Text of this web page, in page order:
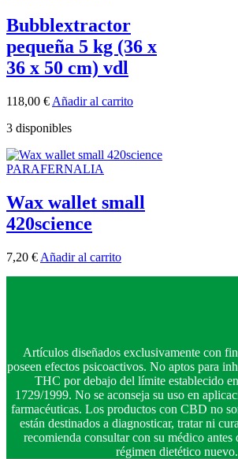
Bubblextractor
pequeña 5 kg (36 x
36 x 50 cm) vdl
118,00 € Añadir al carrito
3 disponibles
PARAFERNALIA
Wax wallet small
420science
7,20 € Añadir al carrito
Artículos diseñados exclusivamente con
poseen efectos psicoactivos. No aptos para
THC por debajo del límite establecido
1729/1999. No se aconseja su uso en
farmacéuticas. Los productos con CBD no
están destinados a diagnosticar, tratar ni
recomienda consultar con su médico
régimen dietético nuevo.